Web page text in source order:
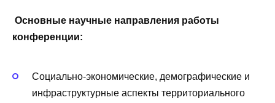
Основные научные направления работы
конференции:
Социально-экономические, демографические и
инфраструктурные аспекты территориального